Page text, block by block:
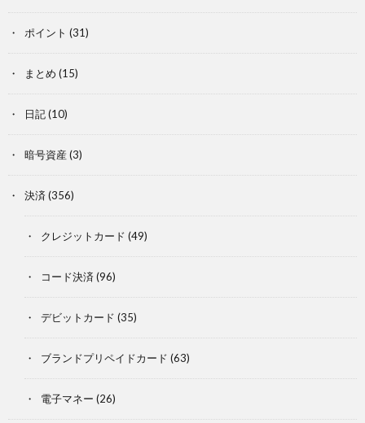
ポイント (31)
まとめ (15)
日記(10)
暗号資産 (3)
決済 (356)
クレジットカード (49)
コード決済 (96)
デビットカード (35)
ブランドプリペイドカード (63)
電子マネー (26)